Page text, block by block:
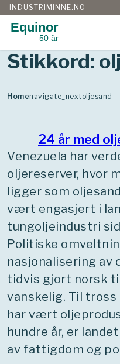
Gå
til
INDUSTRIMINNE.NO
Equinor
50 år
Stikkord:
Homenavigate_nextoljesand
24 år med
Venezuela har
oljereserver, hvor
ligger som
vært engasjert i
tungoljeindustri
Politiske
nasjonalisering av
tidvis gjort norsk
vanskelig. Til tross
har vært
hundre år, er
av fattigdom og